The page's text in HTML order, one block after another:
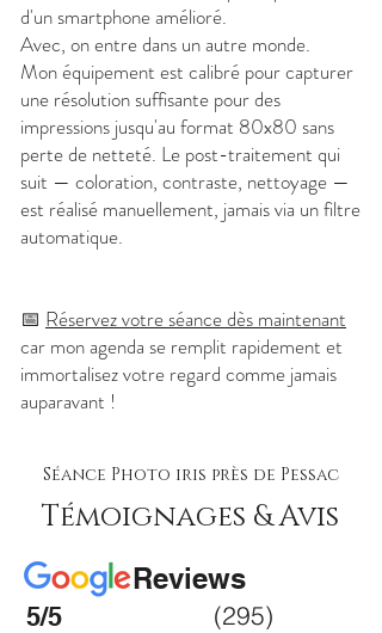
d'un smartphone amélioré.
Avec, on entre dans un autre monde.
Mon équipement est calibré pour capturer
une résolution suffisante pour des
impressions jusqu'au format 80x80 sans
perte de netteté. Le post-traitement qui
suit — coloration, contraste, nettoyage —
est réalisé manuellement, jamais via un filtre
automatique.
📅 Réservez votre séance dès maintenant
car mon agenda se remplit rapidement et
immortalisez votre regard comme jamais
auparavant !
Séance Photo iris près de Pessac
Témoignages & Avis
Reviews
(295)
5/5